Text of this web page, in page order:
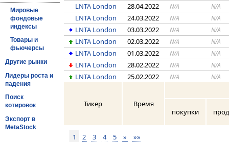
Мировые
фондовые
индексы
Товары и
фьючерсы
Другие рынки
Лидеры роста и
падения
Поиск
котировок
Экспорт в
MetaStock
LNTA London 28.04.2022 N/A N/A
LNTA London 24.03.2022 N/A N/A
LNTA London 03.03.2022 N/A N/A
LNTA London 02.03.2022 N/A N/A
LNTA London 01.03.2022 N/A N/A
LNTA London 28.02.2022 N/A N/A
LNTA London 25.02.2022 N/A N/A
Тикер
Время
покупки
1 2 3 4 5 » »»